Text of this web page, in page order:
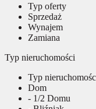
Typ oferty
Sprzedaż
Wynajem
Zamiana
Typ nieruchomości
Typ
Dom
- 1/2 Domu